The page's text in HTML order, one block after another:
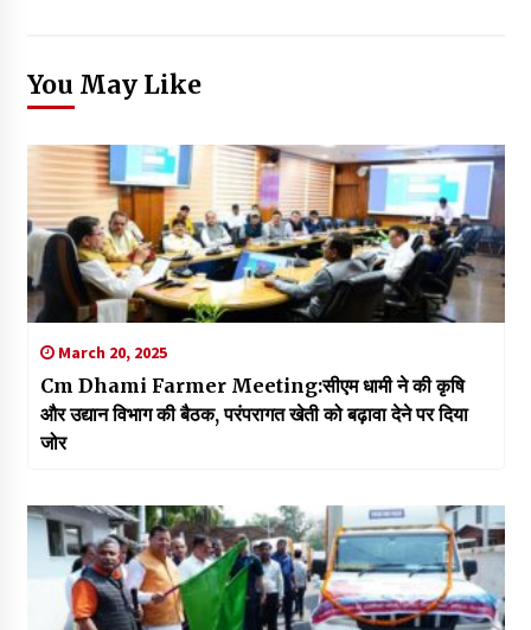
You May Like
March 20, 2025
Cm Dhami Farmer Meeting:सीएम धामी ने की कृषि
और उद्यान विभाग की बैठक, परंपरागत खेती को बढ़ावा देने पर दिया
जोर